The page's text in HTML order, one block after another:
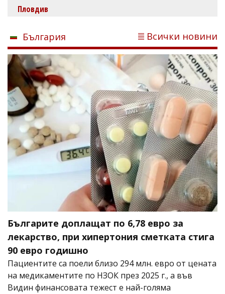
Пловдив
България Всички новини
Българите доплащат по 6,78 евро за
лекарство, при хипертония сметката стига
90 евро годишно
Пациентите са поели близо 294 млн. евро от цената
на медикаментите по НЗОК през 2025 г., а във
Видин финансовата тежест е най-голяма